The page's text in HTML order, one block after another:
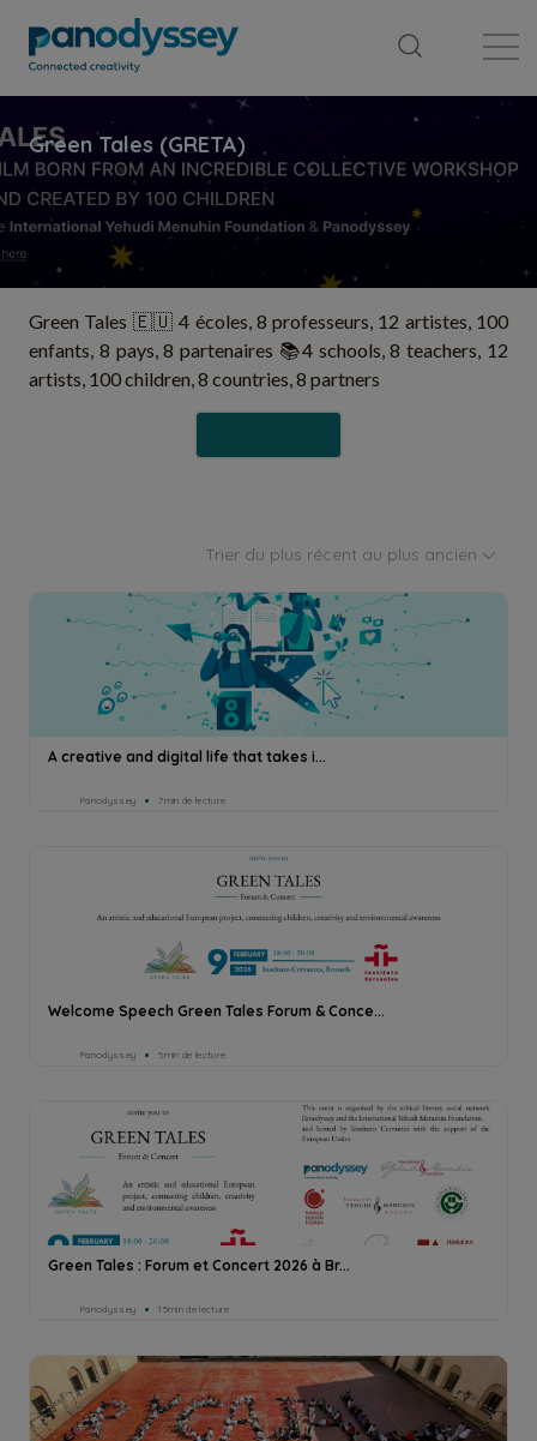
Green Tales 🇪🇺 4 écoles, 8 professeurs, 12 artistes, 100
enfants, 8 pays, 8 partenaires 📚4 schools, 8 teachers, 12
artists, 100 children, 8 countries, 8 partners
Trier du plus récent au plus ancien
A creative and digital life that takes i...
Panodyssey 7min de lecture
Welcome Speech Green Tales Forum & Conce...
Panodyssey 5min de lecture
Green Tales : Forum et Concert 2026 à Br...
Panodyssey 15min de lecture